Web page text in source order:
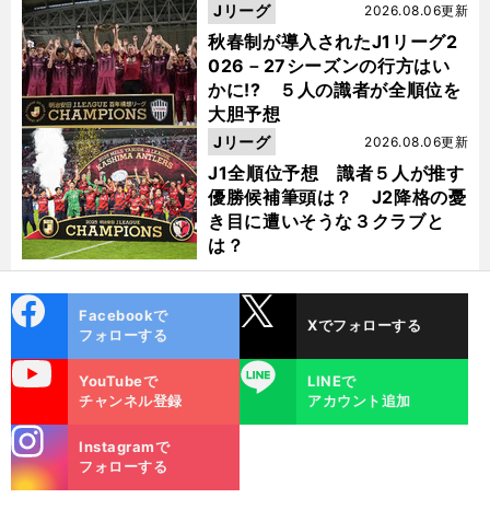
秋春制が導入されたJ1リーグ2
026－27シーズンの行方はい
かに!? ５人の識者が全順位を
大胆予想
2026.08.06更新
Jリーグ
J1全順位予想 識者５人が推す
優勝候補筆頭は？ J2降格の憂
き目に遭いそうな３クラブと
は？
2026.08.06更新
Jリーグ
ok
Facebookで
フォローする
Xでフォローする
YouTubeで
チャンネル登録
LINE
LINEで
アカウント追加
m
Instagramで
フォローする